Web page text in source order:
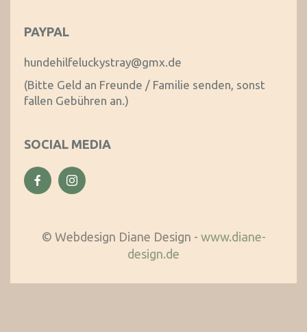
PAYPAL
hundehilfeluckystray@gmx.de
(Bitte Geld an Freunde / Familie senden, sonst
fallen Gebühren an.)
SOCIAL MEDIA
© Webdesign Diane Design - www.diane-
design.de